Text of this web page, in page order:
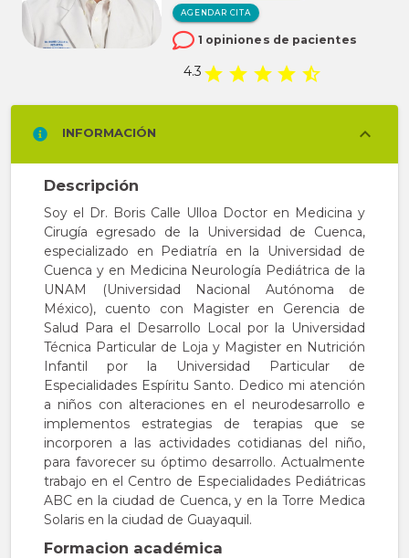
AGENDAR CITA
1 opiniones de pacientes
4.3
INFORMACIÓN
Descripción
Soy el Dr. Boris Calle Ulloa Doctor en Medicina y
Cirugía egresado de la Universidad de Cuenca,
especializado en Pediatría en la Universidad de
Cuenca y en Medicina Neurología Pediátrica de la
UNAM (Universidad Nacional Autónoma de
México), cuento con Magister en Gerencia de
Salud Para el Desarrollo Local por la Universidad
Técnica Particular de Loja y Magister en Nutrición
Infantil por la Universidad Particular de
Especialidades Espíritu Santo. Dedico mi atención
a niños con alteraciones en el neurodesarrollo e
implementos estrategias de terapias que se
incorporen a las actividades cotidianas del niño,
para favorecer su óptimo desarrollo. Actualmente
trabajo en el Centro de Especialidades Pediátricas
ABC en la ciudad de Cuenca, y en la Torre Medica
Solaris en la ciudad de Guayaquil.
Formacion académica